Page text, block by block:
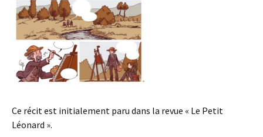
Ce récit est initialement paru dans la revue « Le Petit
Léonard ».